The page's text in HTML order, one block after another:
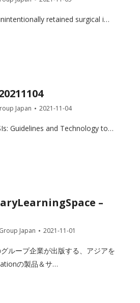
retained surgical i…
Japan 2021-11-04
Guidelines and Technology to…
–
Japan 2021-11-01
ループ企業が出版する、アジアを
の製品＆サ…